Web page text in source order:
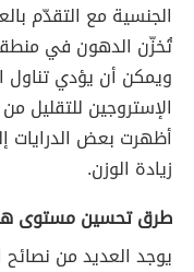
الجنسية مع التقدّم
تُخزّن الدهون في منطقة
ويمكن أن يؤدي
الإستروجين للتقليل
أظهرت بعض
زيادة الوزن.
طرق تحسين مستوى
يوجد العديد من